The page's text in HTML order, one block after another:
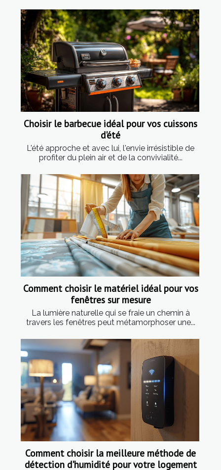
Choisir le barbecue idéal pour vos cuissons
d'été
L'été approche et avec lui, l'envie irrésistible de
profiter du plein air et de la convivialité...
Comment choisir le matériel idéal pour vos
fenêtres sur mesure
La lumière naturelle qui se fraie un chemin à
travers les fenêtres peut métamorphoser une...
Comment choisir la meilleure méthode de
détection d'humidité pour votre logement